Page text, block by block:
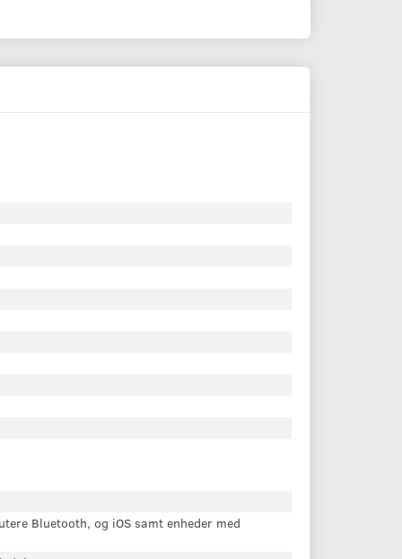
Bluetooth, og iOS samt enheder med